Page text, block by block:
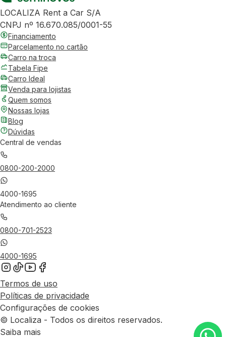
LOCALIZA Rent a Car S/A
CNPJ nº 16.670.085/0001-55
Financiamento
Parcelamento no cartão
Carro na troca
Tabela Fipe
Carro Ideal
Venda para lojistas
Quem somos
Nossas lojas
Blog
Dúvidas
Central de vendas
0800-200-2000
4000-1695
Atendimento ao cliente
0800-701-2523
4000-1695
Termos de uso
Políticas de privacidade
Configurações de cookies
© Localiza - Todos os direitos reservados.
Saiba mais